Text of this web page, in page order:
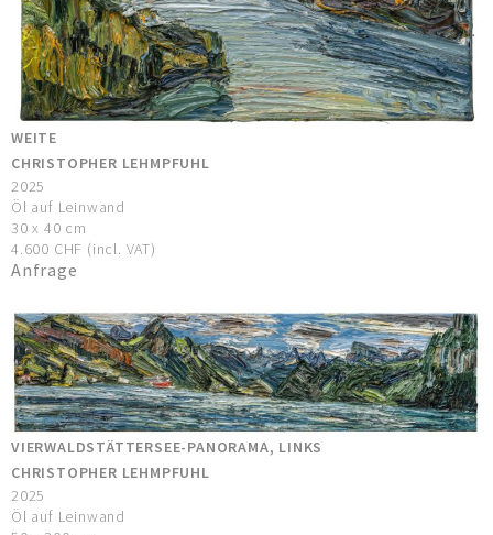
WEITE
CHRISTOPHER LEHMPFUHL
2025
Öl auf Leinwand
30 x 40 cm
4.600 CHF (incl. VAT)
Anfrage
VIERWALDSTÄTTERSEE-PANORAMA, LINKS
CHRISTOPHER LEHMPFUHL
2025
Öl auf Leinwand